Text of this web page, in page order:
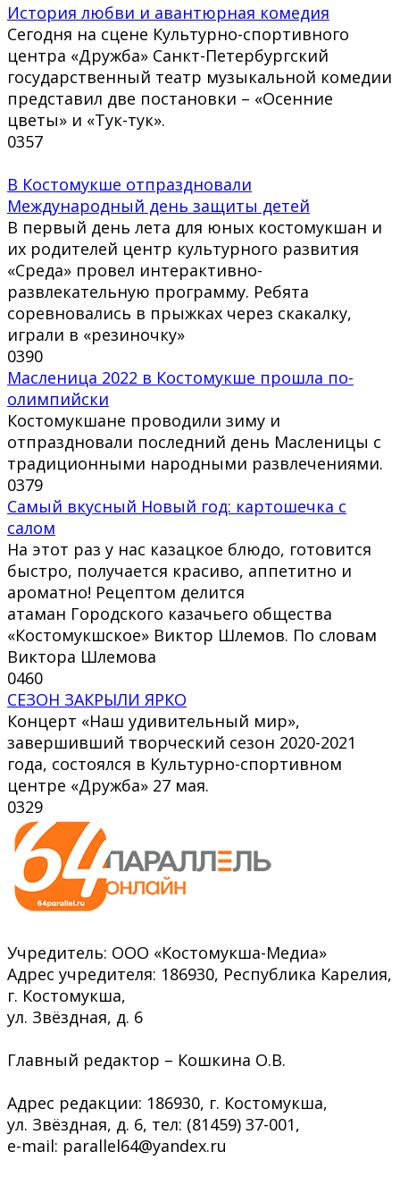
История любви и авантюрная комедия
Сегодня на сцене Культурно-спортивного
центра «Дружба» Санкт-Петербургский
государственный театр музыкальной комедии
представил две постановки – «Осенние
цветы» и «Тук-тук».
0357
В Костомукше отпраздновали
Международный день защиты детей
В первый день лета для юных костомукшан и
их родителей центр культурного развития
«Среда» провел интерактивно-
развлекательную программу. Ребята
соревновались в прыжках через скакалку,
играли в «резиночку»
0390
Масленица 2022 в Костомукше прошла по-
олимпийски
Костомукшане проводили зиму и
отпраздновали последний день Масленицы с
традиционными народными развлечениями.
0379
Самый вкусный Новый год: картошечка с
салом
На этот раз у нас казацкое блюдо, готовится
быстро, получается красиво, аппетитно и
ароматно! Рецептом делится
атаман Городского казачьего общества
«Костомукшское» Виктор Шлемов. По словам
Виктора Шлемова
0460
СЕЗОН ЗАКРЫЛИ ЯРКО
Концерт «Наш удивительный мир»,
завершивший творческий сезон 2020-2021
года, состоялся в Культурно-спортивном
центре «Дружба» 27 мая.
0329
Учредитель: ООО «Костомукша-Медиа»
Адрес учредителя: 186930, Республика Карелия,
г. Костомукша,
ул. Звёздная, д. 6
Главный редактор – Кошкина О.В.
Адрес редакции: 186930, г. Костомукша,
ул. Звёздная, д. 6, тел: (81459) 37-001,
e-mail: parallel64@yandex.ru